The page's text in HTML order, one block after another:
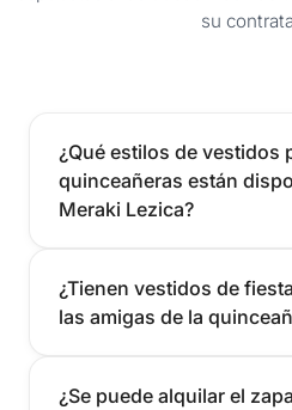
su
¿Qué estilos de vestidos
quinceañeras están
Meraki Lezica?
¿Tienen vestidos de
las amigas de la
¿Se puede alquilar el